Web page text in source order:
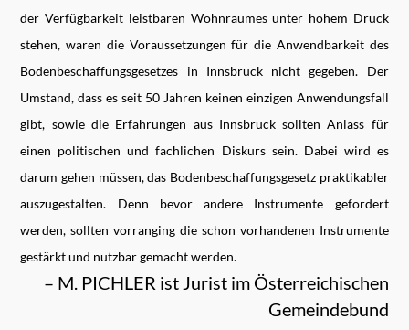
der Verfügbarkeit leistbaren Wohnraumes unter hohem Druck
stehen, waren die Voraussetzungen für die Anwendbarkeit des
Bodenbeschaffungsgesetzes in Innsbruck nicht gegeben. Der
Umstand, dass es seit 50 Jahren keinen einzigen Anwendungsfall
gibt, sowie die Erfahrungen aus Innsbruck sollten Anlass für
einen politischen und fachlichen Diskurs sein. Dabei wird es
darum gehen müssen, das Bodenbeschaffungsgesetz praktikabler
auszugestalten. Denn bevor andere Instrumente gefordert
werden, sollten vorranging die schon vorhandenen Instrumente
gestärkt und nutzbar gemacht werden.
– M. PICHLER ist Jurist im Österreichischen
Gemeindebund